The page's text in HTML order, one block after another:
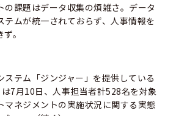
の課題はデータ収集の煩雑さ。データ
テムが統一されておらず、人事情報を
。
ステム「ジンジャー」を提供している
7月10日、人事担当者計528名を対象
マネジメントの実施状況に関する実態